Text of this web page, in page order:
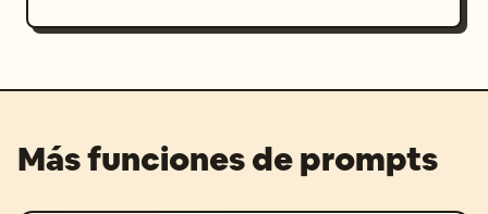
Más funciones de prompts